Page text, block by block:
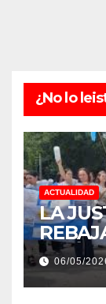
¿No lo
ACTUALIDAD
LA
06/05/